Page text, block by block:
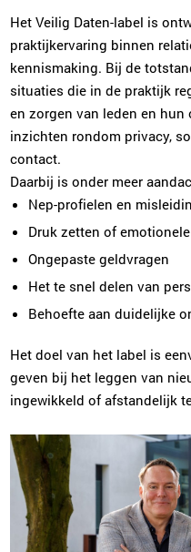
Het Veilig Daten-label is
praktijkervaring binnen
kennismaking. Bij de
situaties die in de praktijk
en zorgen van leden en hun
inzichten rondom privacy,
contact.
Daarbij is onder meer
Nep-profielen en
Druk zetten of
Ongepaste geldvragen
Het te snel delen van
Behoefte aan duidelijke
Het doel van het label is
geven bij het leggen van
ingewikkeld of afstandelijk